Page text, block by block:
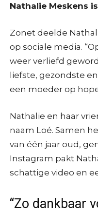
Nathalie Meskens
Zonet deelde
op sociale media.
weer verliefd
liefste, gezondste
een moeder op
Nathalie en haar
naam Loé. Samen
van één jaar oud,
Instagram pakt
schattige video en
“Zo dankbaar